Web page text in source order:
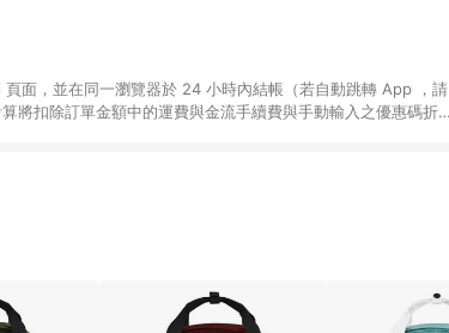
面，並在同一瀏覽器於 24 小時內結帳（若自動跳轉 App ，請
將扣除訂單金額中的運費與金流手續費與手動輸入之優惠碼折
/ iOS v4.1.5 以上才具贈點資格。 7. 點數將於出貨後 45 天
物前往 Pinkoi 頁面後才首次下載 Pinkoi APP 並完成訂單，不